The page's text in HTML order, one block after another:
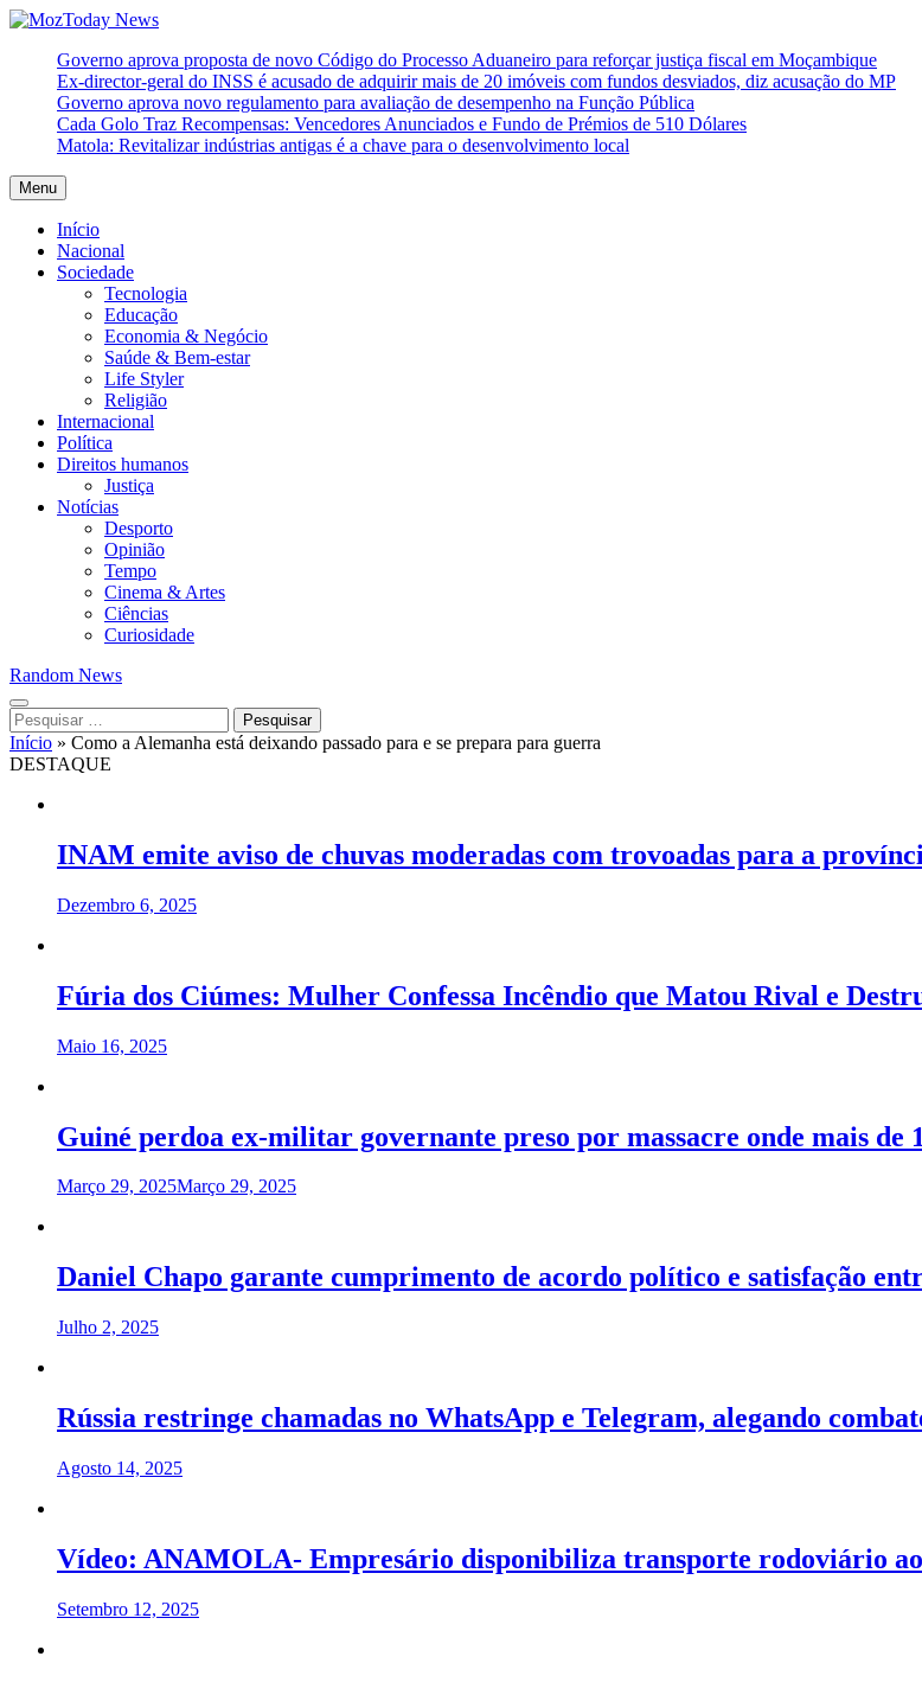
Skip
content
MozToday News
Onde a gente lê.
Governo aprova proposta de novo Código do Processo Aduaneiro para reforçar justiça fiscal em Moçambique
Ex-director-geral do INSS é acusado de adquirir mais de 20 imóveis com fundos desviados, diz acusação do MP
Governo aprova novo regulamento para avaliação de desempenho na Função Pública
Cada Golo Traz Recompensas: Vencedores Anunciados e Fundo de Prémios de 510 Dólares
Matola: Revitalizar indústrias antigas é a chave para o desenvolvimento local
Menu
Início
Nacional
Sociedade
Tecnologia
Educação
Economia & Negócio
Saúde & Bem-estar
Life Styler
Religião
Internacional
Política
Direitos humanos
Justiça
Notícias
Desporto
Opinião
Tempo
Cinema & Artes
Ciências
Curiosidade
Random News
Pesquisar
por:
Início » Como a Alemanha está deixando passado para e se prepara para guerra
DESTAQUE
INAM emite aviso de chuvas moderadas com trovoadas para a
Dezembro 6, 2025
Fúria dos Ciúmes: Mulher Confessa Incêndio que Matou Rival e
Maio 16, 2025
Guiné perdoa ex-militar governante preso por massacre onde mais de
Março 29, 2025Março 29, 2025
Daniel Chapo garante cumprimento de acordo político e satisfação
Julho 2, 2025
Rússia restringe chamadas no WhatsApp e Telegram, alegando
Agosto 14, 2025
Vídeo: ANAMOLA- Empresário disponibiliza transporte rodoviário ao
Setembro 12, 2025